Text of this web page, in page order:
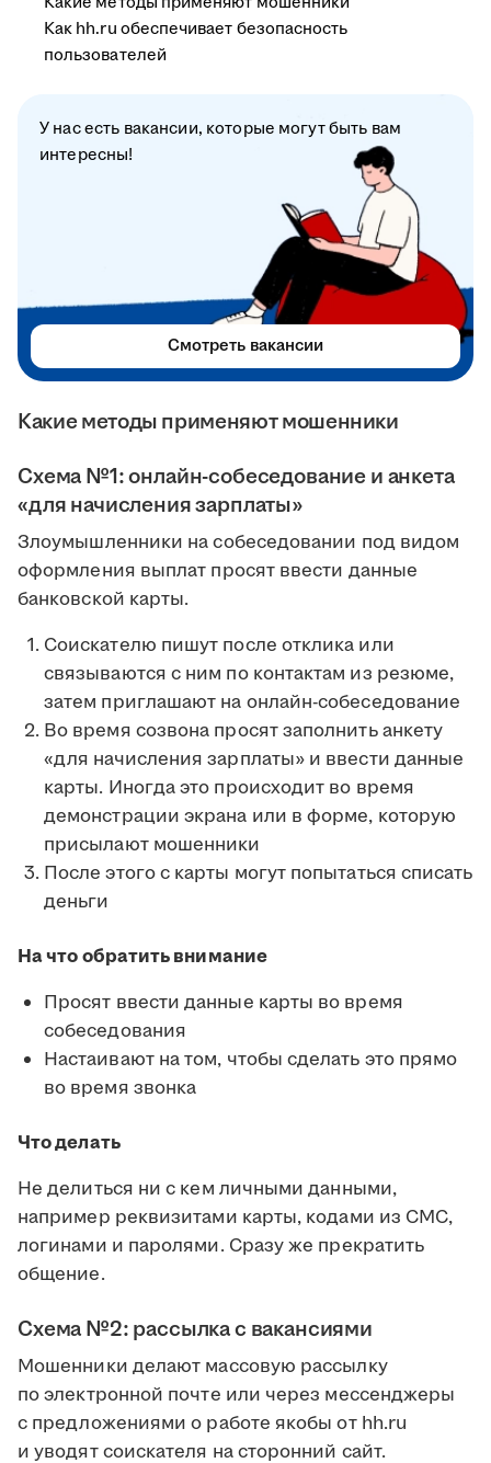
Какие методы применяют мошенники
Схема №1: онлайн-собеседование и анкета
«для начисления зарплаты»
Злоумышленники на собеседовании под видом
оформления выплат просят ввести данные
банковской карты.
Соискателю пишут после отклика или
связываются с ним по контактам из резюме,
затем приглашают на онлайн-собеседование
Во время созвона просят заполнить анкету
«для начисления зарплаты» и ввести данные
карты. Иногда это происходит во время
демонстрации экрана или в форме, которую
присылают мошенники
После этого с карты могут попытаться списать
деньги
На что обратить внимание
Просят ввести данные карты во время
собеседования
Настаивают на том, чтобы сделать это прямо
во время звонка
Что делать
Не делиться ни с кем личными данными,
например реквизитами карты, кодами из СМС,
логинами и паролями. Сразу же прекратить
общение.
Схема №2: рассылка с вакансиями
Мошенники делают массовую рассылку
по электронной почте или через мессенджеры
с предложениями о работе якобы от hh.ru
и уводят соискателя на сторонний сайт.
Как hh.ru обеспечивает безопасность
пользователей
У нас есть вакансии, которые могут быть вам
интересны!
Смотреть вакансии